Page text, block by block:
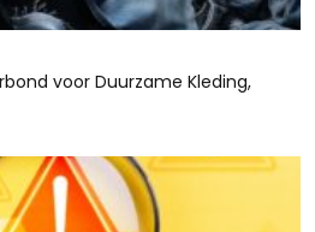
voor Duurzame Kleding,